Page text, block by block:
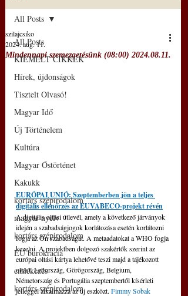
All Posts
KIEMELT CIKKEK
Hírek, újdonságok
Tisztelt Olvasó!
Magyar Idő
Új Történelem
Kultúra
Magyar Őstörténet
Kakukk
kortárs szépirodalom
magyar nyelv
kortárs szépirodalom
EU bürokrácia
emlékezés
kortárs szépirodalom
All Posts
Mindennapi szemezgetésünk (08:00) 2024.08.11.
szilajcsiko
2024. aug. 11.
EURÓPAI UNIÓ: Szeptemberben jön a teljes
digitális ellenőrzés az EUVABECO-projekt révén
A digitális oltási útlevél, amely a következő járványok
idején a szabadságjogok korlátozása esetén korlátozni
fogja az Ön szabadságát. A metaadatokat a WHO fogja
kezelni. A projektben dolgozó szakértők szerint az
európai oltási kártya lehetővé teszi majd a tájékozott
oltást. Lettország, Görögország, Belgium,
Németország és Portugália szeptembertől kísérleti
jelleggel alkalmazza az új eszközt. Fimmy Sobak